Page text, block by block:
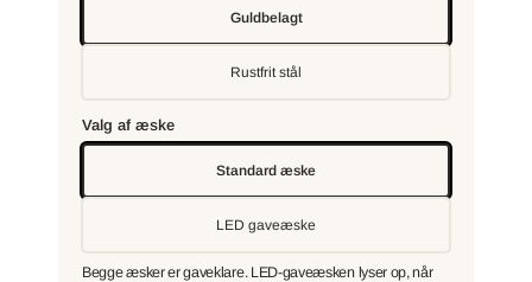
Guldbelagt
Rustfrit stål
Valg af æske
Standard æske
LED gaveæske
Begge æsker er gaveklare. LED-gaveæsken lyser op, når